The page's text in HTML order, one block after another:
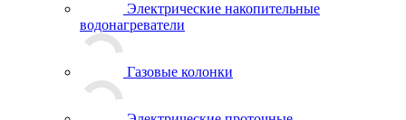
Электрические накопительные
водонагреватели
Газовые колонки